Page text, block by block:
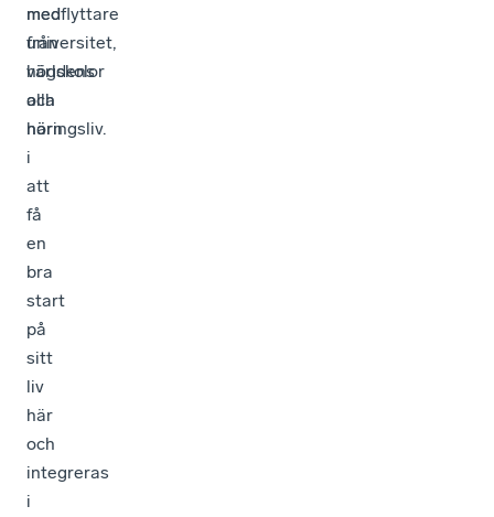
medflyttare
från
världens
alla
hörn
i
att
få
en
bra
start
på
sitt
liv
här
och
integreras
i
med
universitet,
högskolor
och
näringsliv.